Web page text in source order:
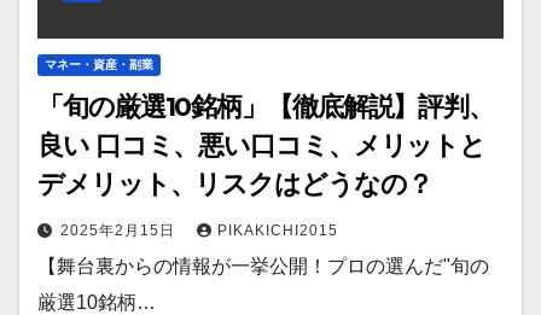
マネー・資産・副業
「旬の厳選10銘柄」【徹底解説】評判、
良い 口コミ、悪い口コミ、メリットと
デメリット、リスクはどうなの？
2025年2月15日 PIKAKICHI2015
【舞台裏からの情報が一挙公開！プロの選んだ"旬の
厳選10銘柄…